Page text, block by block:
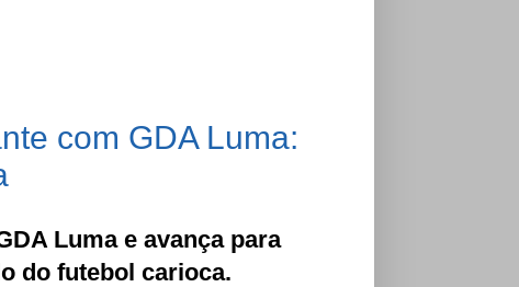
com GDA Luma:
Luma e avança para
do futebol carioca.